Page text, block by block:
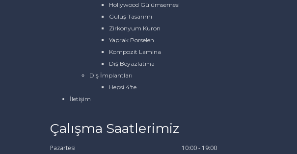
Hollywood Gülümsemesi
Gülüş Tasarımı
Zirkonyum Kuron
Yaprak Porselen
Kompozit Lamina
Diş Beyazlatma
Diş İmplantları
Hepsi 4'te
İletişim
Çalışma Saatlerimiz
Pazartesi 10:00 - 19:00